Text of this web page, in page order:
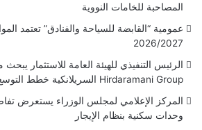
المصاحبة للخامات النووية
عمومية “القابضة للسياحة والفنادق” تعتمد
2026/2027
الرئيس التنفيذي للهيئة العامة للاستثمار
Hirdaramani Group السريلانكية خطط التوسع في السوق المصرية
المركز الإعلامي لمجلس الوزراء يستعرض
وحدات سكنية بنظام الإيجار